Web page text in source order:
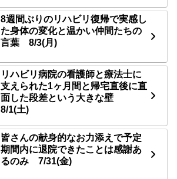
8週間ぶりのリハビリ復帰で実感し
た身体の変化と温かい仲間たちの
言葉 8/3(月)
リハビリ病院の看護師と療法士に
支えられた1ヶ月間と帰宅直後に直
面した段差という大きな壁
8/1(土)
皆さんの献身的なお力添えで予定
期間内に退院できたことは感謝あ
るのみ 7/31(金)